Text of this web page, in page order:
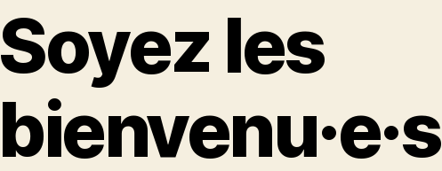
Soyez les
bienvenu·e·s